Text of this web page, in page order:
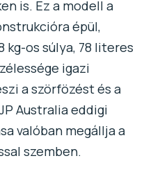
is. Ez a modell a
épül,
kg-os súlya, 78 literes
igazi
a szörfözést és a
Australia eddigi
valóban megállja a
szemben.